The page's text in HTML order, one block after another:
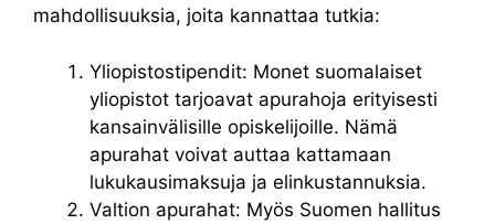
mahdollisuuksia, joita kannattaa tutkia:
Yliopistostipendit: Monet suomalaiset
yliopistot tarjoavat apurahoja erityisesti
kansainvälisille opiskelijoille. Nämä
apurahat voivat auttaa kattamaan
lukukausimaksuja ja elinkustannuksia.
Valtion apurahat: Myös Suomen hallitus